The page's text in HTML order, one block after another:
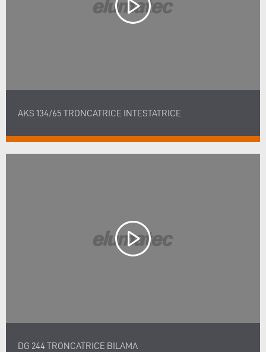
AKS 134/65 TRONCATRICE INTESTATRICE
DG 244 TRONCATRICE BILAMA